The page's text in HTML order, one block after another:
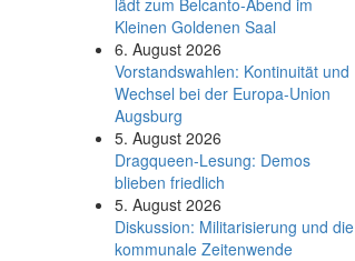
lädt zum Belcanto-Abend im
Kleinen Goldenen Saal
6. August 2026
Vorstandswahlen: Kontinuität und
Wechsel bei der Europa-Union
Augsburg
5. August 2026
Dragqueen-Lesung: Demos
blieben friedlich
5. August 2026
Diskussion: Mi­li­ta­ri­sie­rung und die
kommunale Zeitenwende